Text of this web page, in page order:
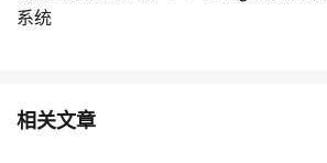
系统
相关文章